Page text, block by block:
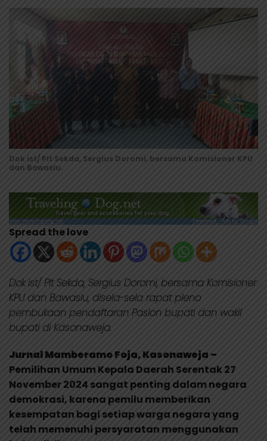
Dok ist/ Plt Sekda, Sergius Doromi, bersama Komisioner KPU
dan Bawaslu.
Spread the love
Dok ist/ Plt Sekda, Sergius Doromi, bersama Komisioner
KPU dan Bawaslu, disela-sela rapat pleno
pembukaan pendaftaran Paslon bupati dan wakil
bupati di Kasonaweja.
Jurnal Mamberamo Foja, Kasonaweja –
Pemilihan Umum Kepala Daerah Serentak 27
November 2024 sangat penting dalam negara
demokrasi, karena pemilu memberikan
kesempatan bagi setiap warga negara yang
telah memenuhi persyaratan menggunakan